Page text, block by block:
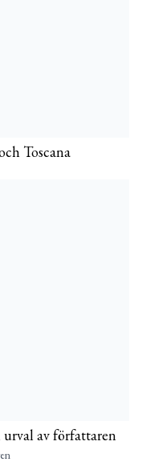
Toscana
av författaren